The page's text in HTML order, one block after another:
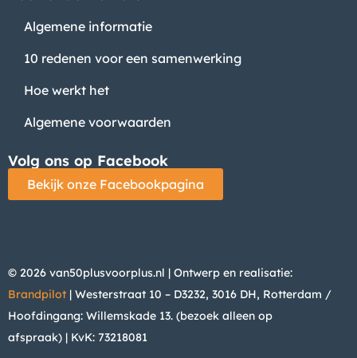
Algemene informatie
10 redenen voor een samenwerking
Hoe werkt het
Algemene voorwaarden
Volg ons op Facebook
Bekijk onze Facebookpagina
© 2026 van50plusvoorplus.nl | Ontwerp en realisatie:
Brandpilot | Westerstraat 10 – D3232, 3016 DH, Rotterdam /
Hoofdingang: Willemskade 13. (bezoek alleen op
afspraak) | KvK: 73218081